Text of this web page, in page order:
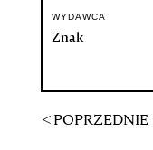
WYDAWCA
Znak
< POPRZEDNIE